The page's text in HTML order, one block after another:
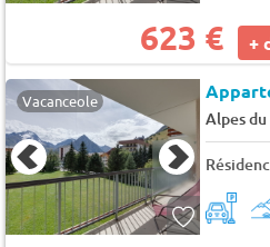
623 € +
Vacanceole
Alpes